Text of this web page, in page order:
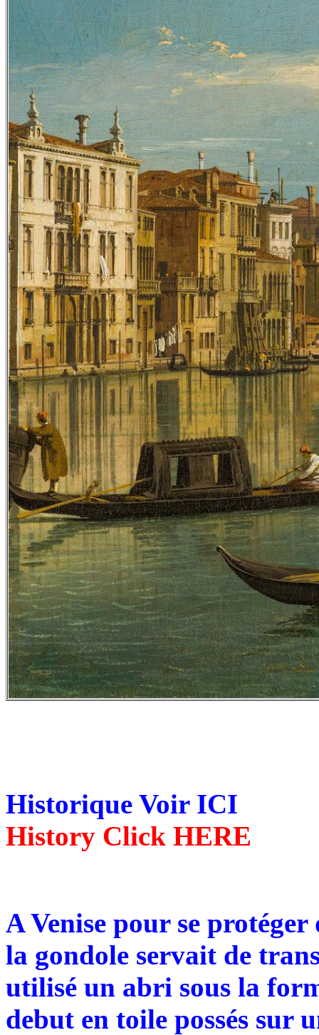
Historique Voir ICI
History Click HERE
A Venise pour se
la gondole servait de
utilisé un abri sous la
debut en toile possés sur